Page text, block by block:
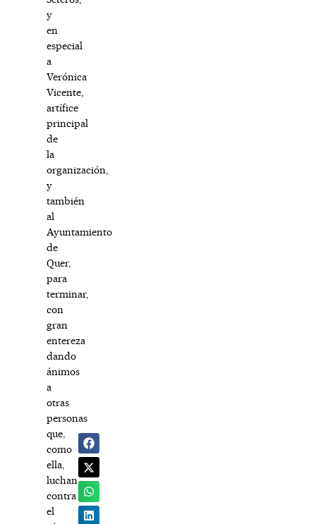
y
en
especial
a
Verónica
Vicente,
artífice
principal
de
la
organización,
y
también
al
Ayuntamiento
de
Quer,
para
terminar,
con
gran
entereza
dando
ánimos
a
otras
personas
que,
como
ella,
luchan
contra
el